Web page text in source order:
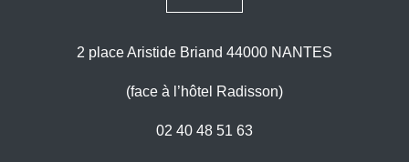
2 place Aristide Briand 44000 NANTES
(face à l’hôtel Radisson)
02 40 48 51 63